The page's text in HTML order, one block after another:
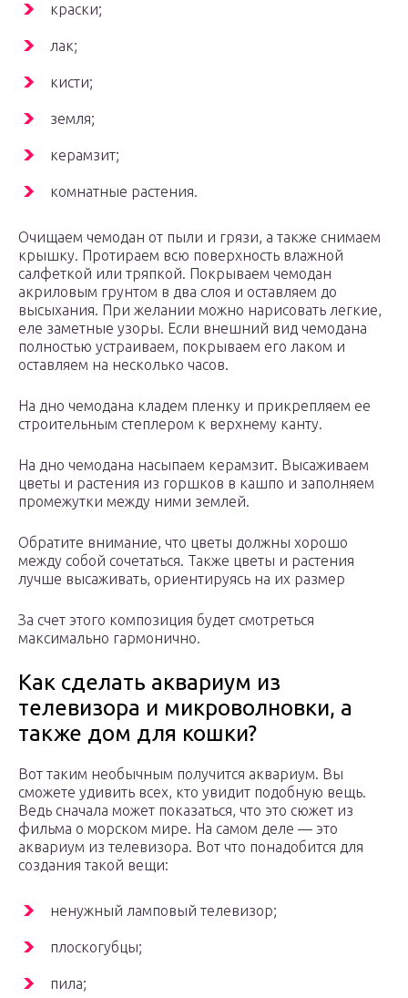
краски;
лак;
кисти;
земля;
керамзит;
комнатные растения.
Очищаем чемодан от пыли и грязи, а также снимаем
крышку. Протираем всю поверхность влажной
салфеткой или тряпкой. Покрываем чемодан
акриловым грунтом в два слоя и оставляем до
высыхания. При желании можно нарисовать легкие,
еле заметные узоры. Если внешний вид чемодана
полностью устраиваем, покрываем его лаком и
оставляем на несколько часов.
На дно чемодана кладем пленку и прикрепляем ее
строительным степлером к верхнему канту.
На дно чемодана насыпаем керамзит. Высаживаем
цветы и растения из горшков в кашпо и заполняем
промежутки между ними землей.
Обратите внимание, что цветы должны хорошо
между собой сочетаться. Также цветы и растения
лучше высаживать, ориентируясь на их размер
За счет этого композиция будет смотреться
максимально гармонично.
Как сделать аквариум из
телевизора и микроволновки, а
также дом для кошки?
Вот таким необычным получится аквариум. Вы
сможете удивить всех, кто увидит подобную вещь.
Ведь сначала может показаться, что это сюжет из
фильма о морском мире. На самом деле — это
аквариум из телевизора. Вот что понадобится для
создания такой вещи:
ненужный ламповый телевизор;
плоскогубцы;
пила;